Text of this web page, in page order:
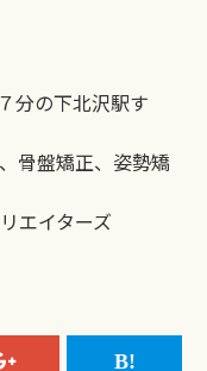
分の下北沢駅す
骨盤矯正、姿勢矯
エイターズ